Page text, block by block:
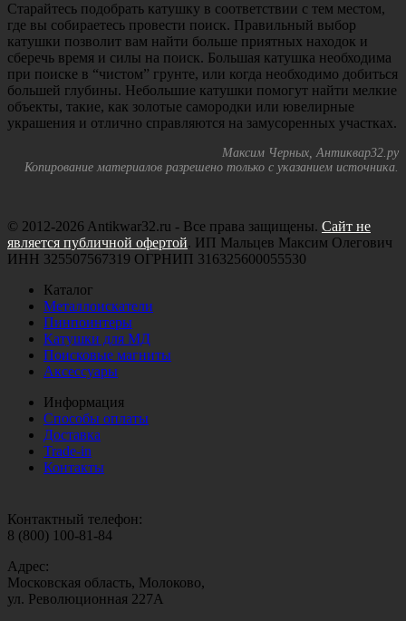
Старайтесь подобрать катушку в соответствии с тем местом,
где вы собираетесь провести поиск. Правильный выбор
катушки позволит вам найти больше приятных находок и
сберечь время и силы на поиск. Большая катушка необходима
при поиске в “чистом” грунте, или когда необходимо добиться
большей глубины. Небольшие катушки помогут найти мелкие
объекты, такие, как золотые самородки или ювелирные
украшения и отлично справляются на замусоренных участках.
Максим Черных, Антиквар32.ру
Копирование материалов разрешено только с указанием источника.
© 2012-2026 Antikwar32.ru - Все права защищены. Сайт не
является публичной офертой. ИП Мальцев Максим Олегович
ИНН 325507567319 ОГРНИП 316325600055530
Каталог
Металлоискатели
Пинпоинтеры
Катушки для МД
Поисковые магниты
Аксессуары
Информация
Способы оплаты
Доставка
Trade-in
Контакты
Контактный телефон:
8 (800) 100-81-84
Адрес:
Московская область, Молоково,
ул. Революционная 227А